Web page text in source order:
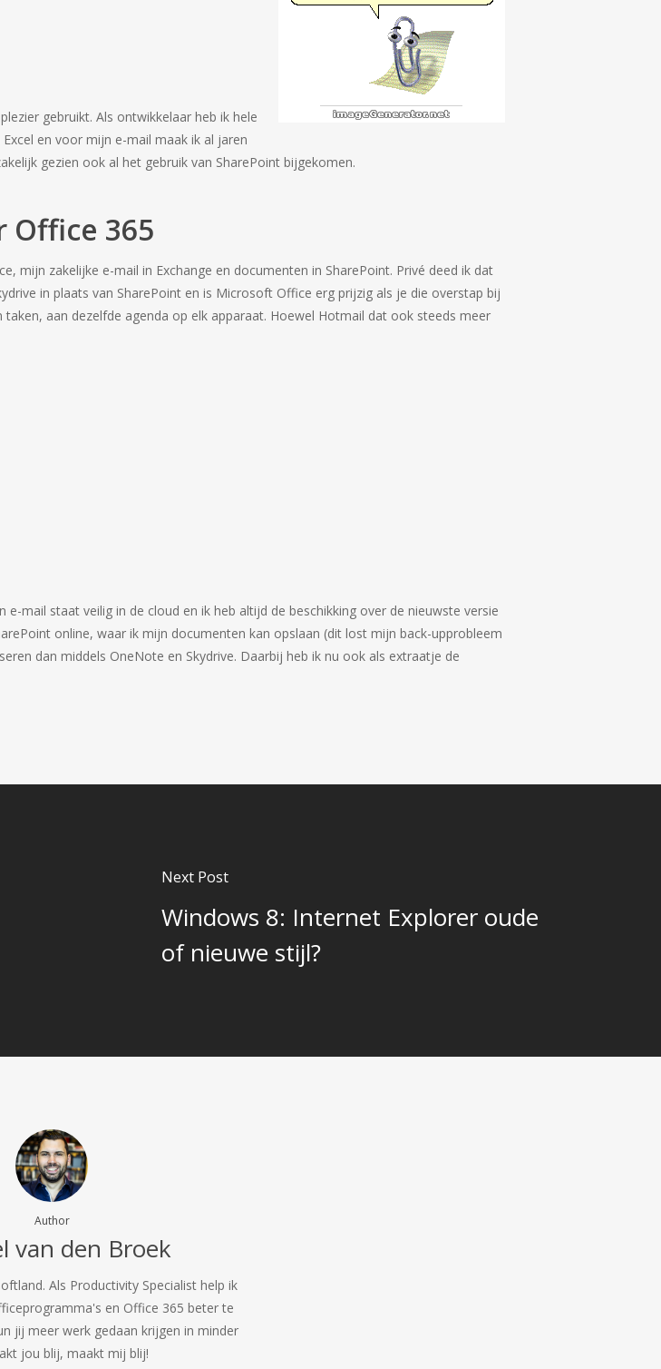
gebruikt. Als ontwikkelaar heb ik hele
en voor mijn e-mail maak ik al jaren
gezien ook al het gebruik van SharePoint bijgekomen.
Office 365
mijn zakelijke e-mail in Exchange en documenten in SharePoint. Privé deed ik dat
in plaats van SharePoint en is Microsoft Office erg prijzig als je die overstap bij
aan dezelfde agenda op elk apparaat. Hoewel Hotmail dat ook steeds meer
mail staat veilig in de cloud en ik heb altijd de beschikking over de nieuwste versie
online, waar ik mijn documenten kan opslaan (dit lost mijn back-upprobleem
dan middels OneNote en Skydrive. Daarbij heb ik nu ook als extraatje de
Next Post
Windows 8: Internet Explorer oude
of nieuwe stijl?
Author
van den Broek
Als Productivity Specialist help ik
en Office 365 beter te
jij meer werk gedaan krijgen in minder
jou blij, maakt mij blij!